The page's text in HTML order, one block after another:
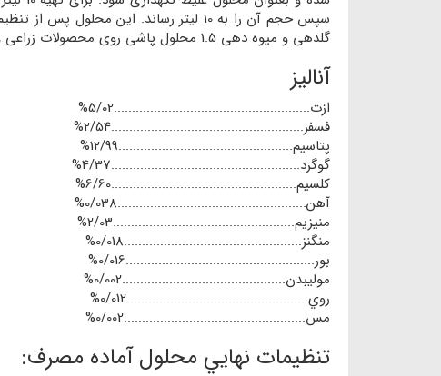
گلدهی و میوه دهی 1.5 محلول پاشی روی محصولات زراعی و باغی 0.5 استفاده در خاک 1.5
آنالیز
ازت......................................................5/02%
فسفر.....................................................2/54%
پتاسيم................................................12/99%
گوگرد....................................................4/37%
كلسيم...................................................6/60%
آهن....................................................0/038%
منيزيم..................................................2/03%
منگنز.................................................0/018%
بور....................................................0/016%
موليبدن.............................................0/002%
روي..................................................0/012%
مس..................................................0/002%
تنظيمات نهايي محلول آماده مصرف: